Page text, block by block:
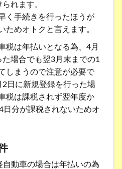
れます。
く手続きを行ったほうが
ためオトクと言えます。
税は年払いとなる為、4月
場合でも翌3月末までの1
しまうので注意が必要で
日に新規登録を行った場
税は課税されず翌年度か
日分が課税されないためオ
動車の場合は年払いの為